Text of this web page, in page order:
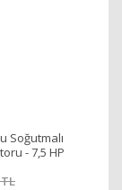
Soğutmalı
- 7,5 HP